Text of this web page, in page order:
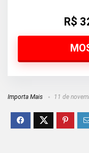
R$
Importa Mais 11 de